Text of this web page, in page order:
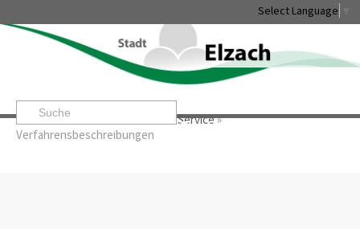
Select Language
Startseite» »Service»
Verfahrensbeschreibungen
Leben & Erleben Rathaus & Service